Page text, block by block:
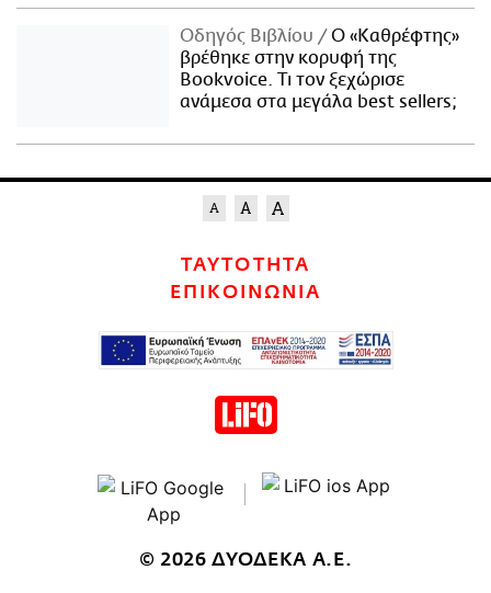
Οδηγός Βιβλίου
Ο «Καθρέφτης»
βρέθηκε στην κορυφή της
Bookvoice. Τι τον ξεχώρισε
ανάμεσα στα μεγάλα best sellers;
ΤΑΥΤΟΤΗΤΑ
ΕΠΙΚΟΙΝΩΝΙΑ
© 2026 ΔΥΟΔΕΚΑ Α.Ε.